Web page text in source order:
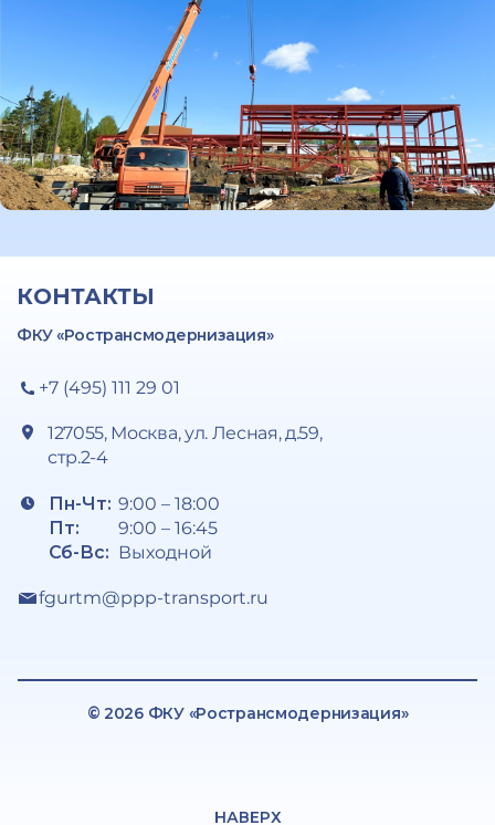
КОНТАКТЫ
ФКУ «Ространсмодернизация»
+7 (495) 111 29 01
127055, Москва, ул. Лесная, д.59,
стр.2-4
Пн-Чт:
Пт:
Сб-Вс:
9:00 – 18:00
9:00 – 16:45
Выходной
fgurtm@ppp-transport.ru
© 2026 ФКУ «Ространсмодернизация»
НАВЕРХ